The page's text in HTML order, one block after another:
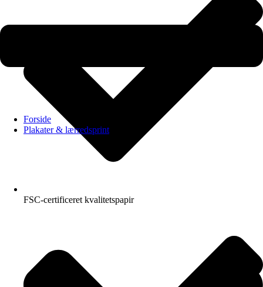
Forside
Plakater & lærredsprint
FSC-certificeret kvalitetspapir